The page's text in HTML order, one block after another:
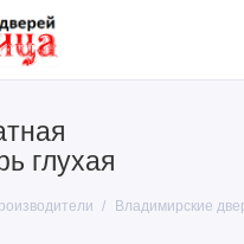
глухая
Владимирские